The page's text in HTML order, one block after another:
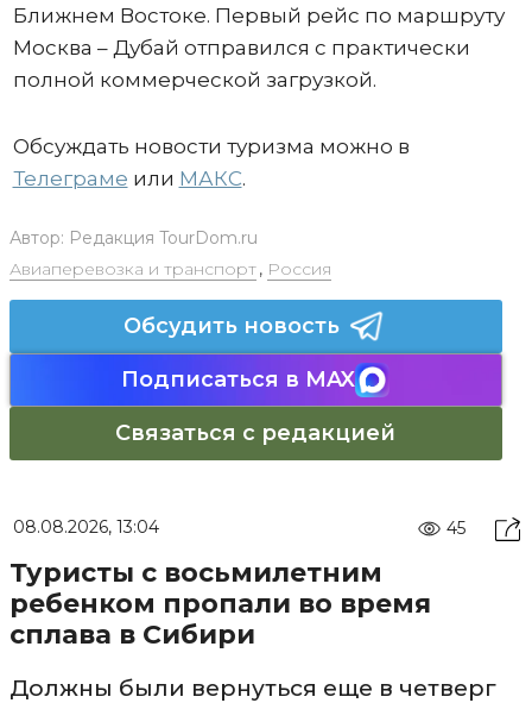
Ближнем Востоке. Первый рейс по маршруту
Москва – Дубай отправился с практически
полной коммерческой загрузкой.
Обсуждать новости туризма можно в
Телеграме или МАКС.
Автор: Редакция TourDom.ru
Авиаперевозка и транспорт, Россия
Обсудить новость
Подписаться в MAX
Связаться с редакцией
08.08.2026, 13:04 45
Туристы с восьмилетним
ребенком пропали во время
сплава в Сибири
Должны были вернуться еще в четверг